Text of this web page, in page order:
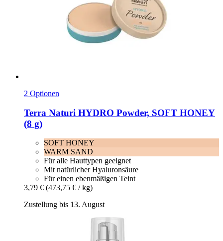
2 Optionen
Terra Naturi HYDRO Powder, SOFT HONEY
(8 g)
SOFT HONEY
WARM SAND
Für alle Hauttypen geeignet
Mit natürlicher Hyaluronsäure
Für einen ebenmäßigen Teint
3,79 € (473,75 € / kg)
Zustellung bis 13. August